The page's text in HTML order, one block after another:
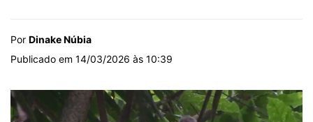
Por Dinake Núbia
Publicado em 14/03/2026 às 10:39